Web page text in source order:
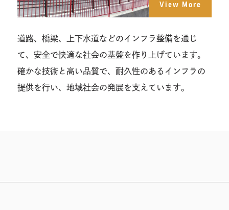
View More
道路、橋梁、上下水道などのインフラ整備を通じ
て、安全で快適な社会の基盤を作り上げています。
確かな技術と高い品質で、耐久性のあるインフラの
提供を行い、地域社会の発展を支えています。